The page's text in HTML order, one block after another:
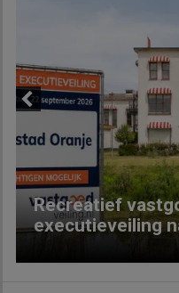
Recreatief
executieveiling